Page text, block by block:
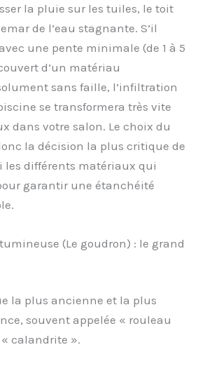
la pluie sur les tuiles, le toit
de l’eau stagnante. S’il
une pente minimale (de 1 à 5
d’un matériau
sans faille, l’infiltration
se transformera très vite
dans votre salon. Le choix du
la décision la plus critique de
les différents matériaux qui
garantir une étanchéité
(Le goudron) : le grand
la plus ancienne et la plus
souvent appelée « rouleau
calandrite ».